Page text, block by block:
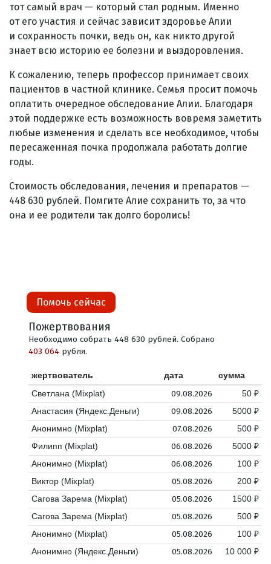
тот самый врач — который стал родным. Именно
от его участия и сейчас зависит здоровье Алии
и сохранность почки, ведь он, как никто другой
знает всю историю ее болезни и выздоровления.
К сожалению, теперь профессор принимает своих
пациентов в частной клинике. Семья просит помочь
оплатить очередное обследование Алии. Благодаря
этой поддержке есть возможность вовремя заметить
любые изменения и сделать все необходимое, чтобы
пересаженная почка продолжала работать долгие
годы.
Стоимость обследования, лечения и препаратов —
448 630 рублей. Помгите Алие сохранить то, за что
она и ее родители так долго боролись!
Помочь сейчас
Пожертвования
Необходимо собрать 448 630 рублей. Собрано
403 064 рубля.
жертвователь дата
сумма
Светлана (Mixplat)
09.08.2026
50 ₽
Анастасия (Яндекс.Деньги)
09.08.2026
5000 ₽
Анонимно (Mixplat)
07.08.2026
500 ₽
Филипп (Mixplat)
06.08.2026
5000 ₽
Анонимно (Mixplat)
06.08.2026
100 ₽
Виктор (Mixplat)
05.08.2026
200 ₽
Сагова Зарема (Mixplat)
05.08.2026
1500 ₽
Сагова Зарема (Mixplat)
05.08.2026
500 ₽
Анонимно (Mixplat)
05.08.2026
100 ₽
Анонимно (Яндекс.Деньги)
05.08.2026 10 000 ₽